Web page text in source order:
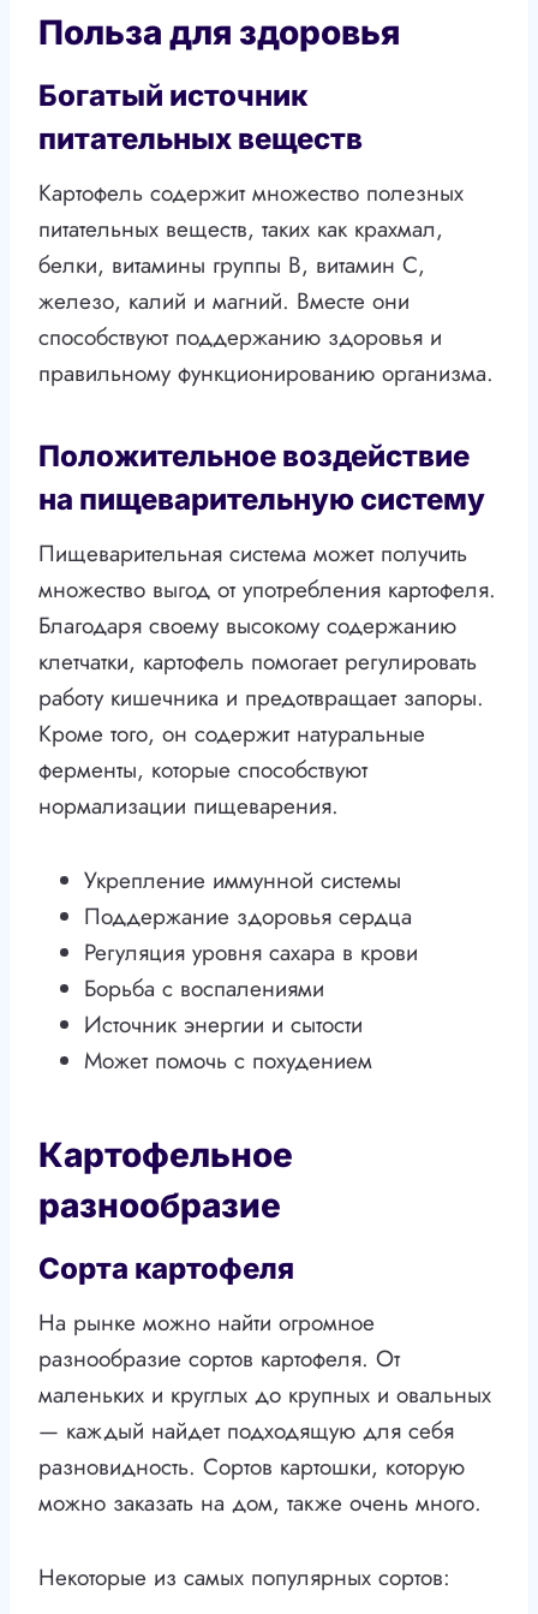
Польза для здоровья
Богатый источник
питательных веществ
Картофель содержит множество полезных
питательных веществ, таких как крахмал,
белки, витамины группы В, витамин С,
железо, калий и магний. Вместе они
способствуют поддержанию здоровья и
правильному функционированию организма.
Положительное воздействие
на пищеварительную систему
Пищеварительная система может получить
множество выгод от употребления картофеля.
Благодаря своему высокому содержанию
клетчатки, картофель помогает регулировать
работу кишечника и предотвращает запоры.
Кроме того, он содержит натуральные
ферменты, которые способствуют
нормализации пищеварения.
Укрепление иммунной системы
Поддержание здоровья сердца
Регуляция уровня сахара в крови
Борьба с воспалениями
Источник энергии и сытости
Может помочь с похудением
Картофельное
разнообразие
Сорта картофеля
На рынке можно найти огромное
разнообразие сортов картофеля. От
маленьких и круглых до крупных и овальных
— каждый найдет подходящую для себя
разновидность. Сортов картошки, которую
можно заказать на дом, также очень много.
Некоторые из самых популярных сортов: